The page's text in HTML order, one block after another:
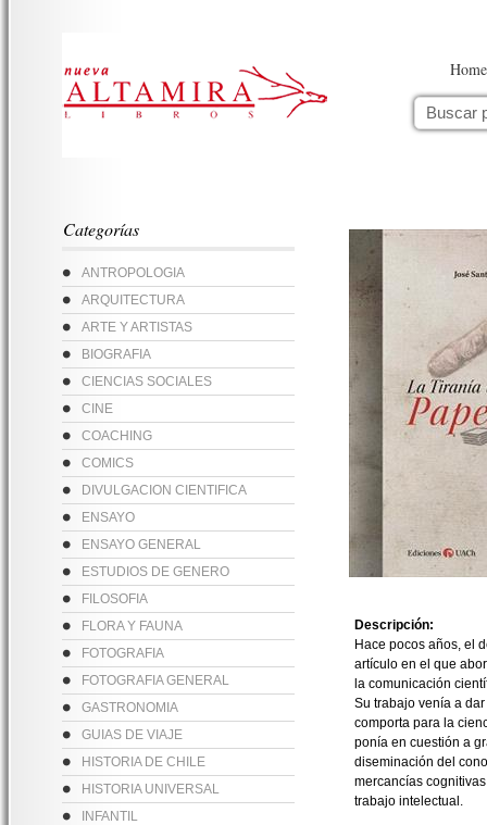
Home
Categorías
ANTROPOLOGIA
ARQUITECTURA
ARTE Y ARTISTAS
BIOGRAFIA
CIENCIAS SOCIALES
CINE
COACHING
COMICS
DIVULGACION CIENTIFICA
ENSAYO
ENSAYO GENERAL
ESTUDIOS DE GENERO
FILOSOFIA
FLORA Y FAUNA
FOTOGRAFIA
FOTOGRAFIA GENERAL
GASTRONOMIA
GUIAS DE VIAJE
HISTORIA DE CHILE
HISTORIA UNIVERSAL
INFANTIL
Descripción:
Hace pocos años, el
artículo en el que
la comunicación
Su trabajo venía a
comporta para la
ponía en cuestión a
diseminación del
mercancías
trabajo intelectual.